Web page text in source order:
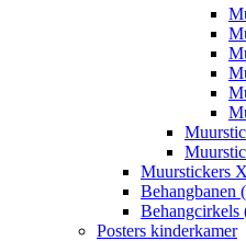
Muurstickers
Behangbanen
Behangcirkels
Posters kinderkamer